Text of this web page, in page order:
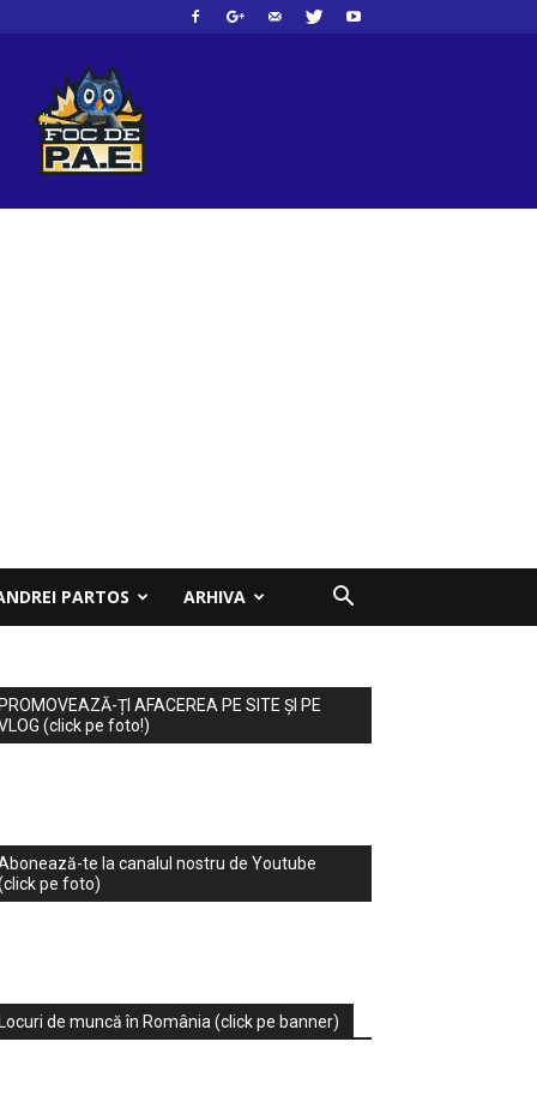
PARTOS ARHIVA
PROMOVEAZĂ-ȚI AFACEREA PE SITE ȘI PE
(click pe foto!)
te la canalul nostru de Youtube
pe foto)
Locuri de muncă în România (click pe banner)